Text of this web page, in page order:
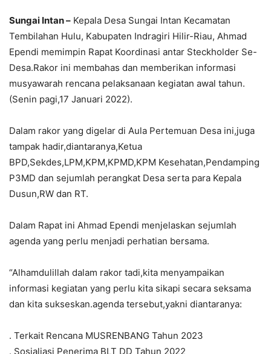
Sungai Intan – Kepala Desa Sungai Intan Kecamatan
Tembilahan Hulu, Kabupaten Indragiri Hilir-Riau, Ahmad
Ependi memimpin Rapat Koordinasi antar Steckholder Se-
Desa.Rakor ini membahas dan memberikan informasi
musyawarah rencana pelaksanaan kegiatan awal tahun.
(Senin pagi,17 Januari 2022).
Dalam rakor yang digelar di Aula Pertemuan Desa ini,juga
tampak hadir,diantaranya,Ketua
BPD,Sekdes,LPM,KPM,KPMD,KPM Kesehatan,Pendamping
P3MD dan sejumlah perangkat Desa serta para Kepala
Dusun,RW dan RT.
Dalam Rapat ini Ahmad Ependi menjelaskan sejumlah
agenda yang perlu menjadi perhatian bersama.
“Alhamdulillah dalam rakor tadi,kita menyampaikan
informasi kegiatan yang perlu kita sikapi secara seksama
dan kita sukseskan.agenda tersebut,yakni diantaranya:
. Terkait Rencana MUSRENBANG Tahun 2023
. Sosialiasi Penerima BLT DD Tahun 2022